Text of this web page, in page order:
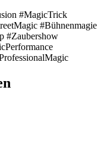
#MagicTrick
#Bühnenmagie
#Zaubershow